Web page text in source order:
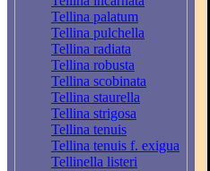
Tellina palatum
Tellina pulchella
Tellina radiata
Tellina robusta
Tellina scobinata
Tellina staurella
Tellina strigosa
Tellina tenuis
Tellina tenuis f. exigua
Tellinella listeri